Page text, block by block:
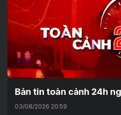
Bản tin toàn cảnh 24h
03/08/2026 20:59